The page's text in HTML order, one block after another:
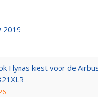
2019
Flynas kiest voor de Airbus